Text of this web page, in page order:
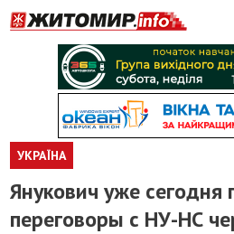
УКРАЇНА
Янукович уже сегодня
переговоры с НУ-НС